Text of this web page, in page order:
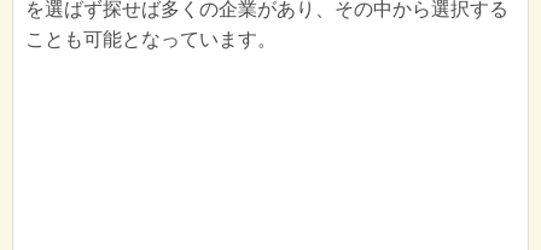
を選ばず探せば多くの企業があり、その中から選択する
ことも可能となっています。